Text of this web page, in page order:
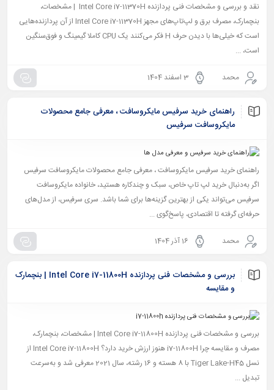
نقد و بررسی و مشخصات فنی پردازنده Intel Core i7-11370H | مشخصات،
بنچمارک، مصرف برق و لپ‌تاپ‌های مجهز Intel Core i7-11370H از آن پردازنده‌هایی
است که خیلی‌ها با دیدن حرف H فکر می‌کنند یک CPU کاملا گیمینگ و فوق‌سنگین
است، ...
محمد 3 اسفند 1404
راهنمای خرید سرفیس مایکروسافت ، معرفی جامع محصولات
مایکروسافت سرفیس
راهنمای خرید سرفیس مایکروسافت ، معرفی جامع محصولات مایکروسافت سرفیس
اگر به‌دنبال خرید لپ تاپ خاص، سبک و چندکاره هستید، خانواده مایکروسافت
سرفیس می‌تواند یکی از بهترین گزینه‌ها برای شما باشد. سری سرفیس، از مدل‌های
حرفه‌ای گرفته تا اقتصادی، پاسخ‌گوی ...
محمد 16 آذر 1404
بررسی و مشخصات فنی پردازنده Intel Core i7-11800H | بنچمارک
و مقایسه
بررسی و مشخصات فنی پردازنده Intel Core i7-11800H | مشخصات، بنچمارک،
مصرف و مقایسه چرا i7-11800H هنوز ارزش خرید دارد؟ Intel Core i7-11800H از
نسل Tiger Lake-H45 با 8 هسته و 16 رشته، سال 2021 معرفی شد و به‌سرعت
تبدیل ...